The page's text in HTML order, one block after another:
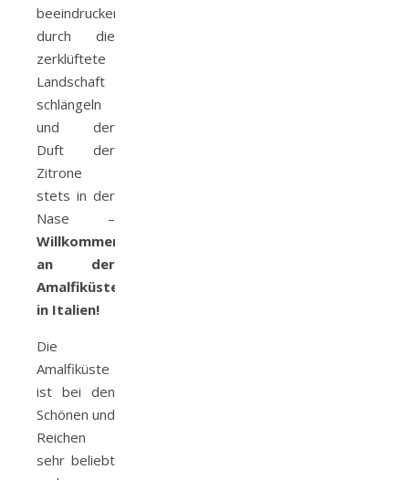
beeindruckend
durch die
zerklüftete
Landschaft
schlängeln
und der
Duft der
Zitrone
stets in der
Nase –
Willkommen
an der
Amalfiküste
in Italien!
Die
Amalfiküste
ist bei den
Schönen und
Reichen
sehr beliebt